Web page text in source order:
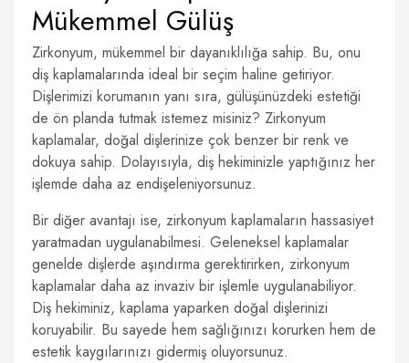
Mükemmel Gülüş
Zirkonyum, mükemmel bir dayanıklılığa sahip. Bu, onu
diş kaplamalarında ideal bir seçim haline getiriyor.
Dişlerimizi korumanın yanı sıra, gülüşünüzdeki estetiği
de ön planda tutmak istemez misiniz? Zirkonyum
kaplamalar, doğal dişlerinize çok benzer bir renk ve
dokuya sahip. Dolayısıyla, diş hekiminizle yaptığınız her
işlemde daha az endişeleniyorsunuz.
Bir diğer avantajı ise, zirkonyum kaplamaların hassasiyet
yaratmadan uygulanabilmesi. Geleneksel kaplamalar
genelde dişlerde aşındırma gerektirirken, zirkonyum
kaplamalar daha az invaziv bir işlemle uygulanabiliyor.
Diş hekiminiz, kaplama yaparken doğal dişlerinizi
koruyabilir. Bu sayede hem sağlığınızı korurken hem de
estetik kaygılarınızı gidermiş oluyorsunuz.